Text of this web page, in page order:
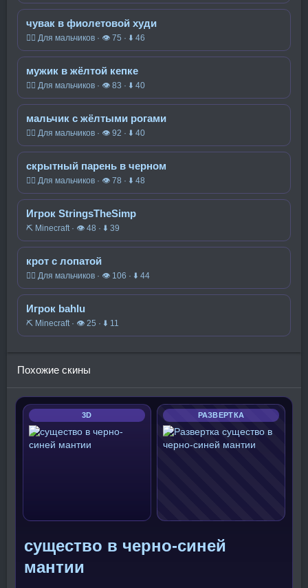
чувак в фиолетовой худи
🧍‍♂️ Для мальчиков · 👁 75 · ⬇ 46
мужик в жёлтой кепке
🧍‍♂️ Для мальчиков · 👁 83 · ⬇ 40
мальчик с жёлтыми рогами
🧍‍♂️ Для мальчиков · 👁 92 · ⬇ 40
скрытный парень в черном
🧍‍♂️ Для мальчиков · 👁 78 · ⬇ 48
Игрок StringsTheSimp
⛏️ Minecraft · 👁 48 · ⬇ 39
крот с лопатой
🧍‍♂️ Для мальчиков · 👁 106 · ⬇ 44
Игрок bahlu
⛏️ Minecraft · 👁 25 · ⬇ 11
Похожие скины
3D РАЗВЕРТКА
существо в черно-синей
мантии